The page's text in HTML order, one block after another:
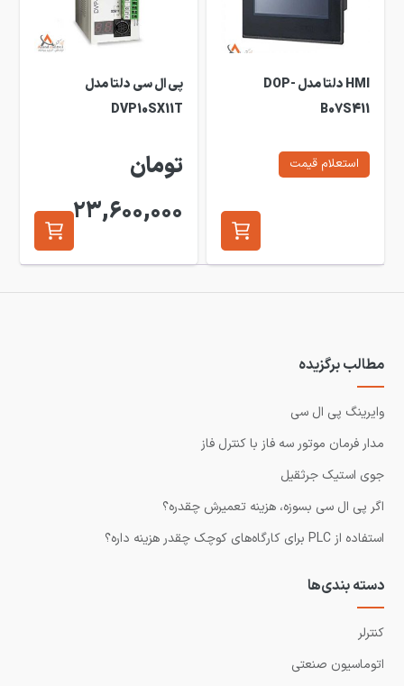
HMI دلتا مدل DOP-
B07S411
استعلام قیمت
پی ال سی دلتا مدل
DVP10SX11T
تومان
23,600,000
مطالب برگزیده
وایرینگ پی ال سی
مدار فرمان موتور سه فاز با کنترل فاز
جوی استیک جرثقیل
اگر پی ال سی بسوزه، هزینه تعمیرش چقدره؟
استفاده از PLC برای کارگاه‌های کوچک چقدر هزینه داره؟
دسته بندی‌ها
کنترلر
اتوماسیون صنعتی